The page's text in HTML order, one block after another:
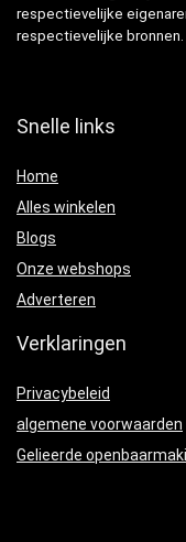
respectievelijke
respectievelijke bronnen.
Snelle links
Home
Alles winkelen
Blogs
Onze webshops
Adverteren
Verklaringen
Privacybeleid
algemene voorwaarden
Gelieerde